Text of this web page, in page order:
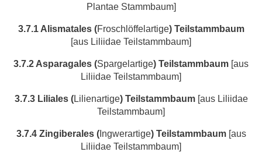
Plantae Stammbaum]
3.7.1 Alismatales (Froschlöffelartige) Teilstammbaum
[aus Liliidae Teilstammbaum]
3.7.2 Asparagales (Spargelartige) Teilstammbaum [aus
Liliidae Teilstammbaum]
3.7.3 Liliales (Lilienartige) Teilstammbaum[aus Liliidae
Teilstammbaum]
3.7.4 Zingiberales (Ingwerartige) Teilstammbaum[aus
Liliidae Teilstammbaum]